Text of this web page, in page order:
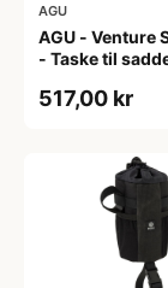
AGU
AGU - Venture
- Taske til
517,00 kr